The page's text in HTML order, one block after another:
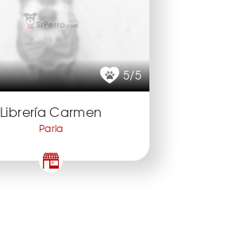
5/5
Librería Carmen
Parla